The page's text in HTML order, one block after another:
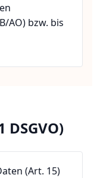
AO) bzw. bis
(Art. 15)